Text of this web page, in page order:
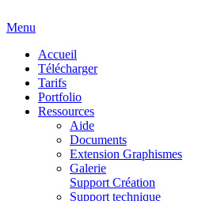
Menu
Accueil
Télécharger
Tarifs
Portfolio
Ressources
Aide
Documents
Extension Graphismes
Galerie
Support Création
Support technique